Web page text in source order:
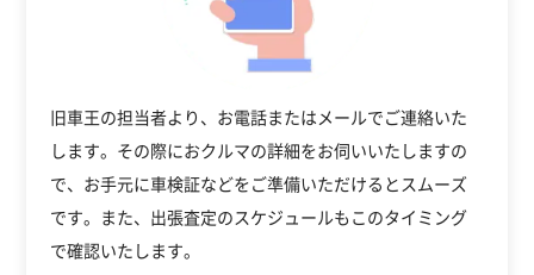
旧車王の担当者より、お電話またはメールでご連絡いた
します。その際におクルマの詳細をお伺いいたしますの
で、お手元に車検証などをご準備いただけるとスムーズ
です。また、出張査定のスケジュールもこのタイミング
で確認いたします。